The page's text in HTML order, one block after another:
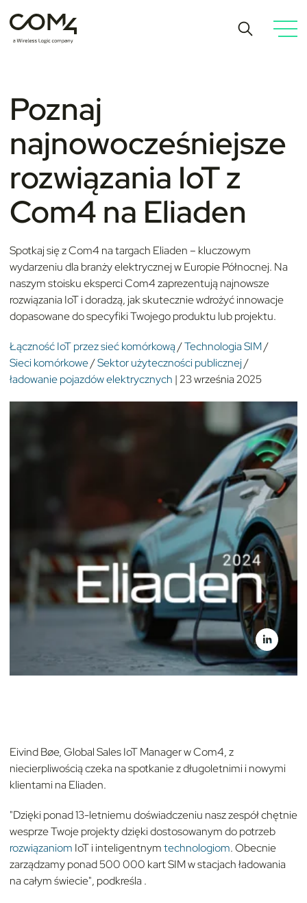
Poznaj
najnowocześniejsze
rozwiązania IoT z
Com4 na Eliaden
Spotkaj się z Com4 na targach Eliaden – kluczowym
wydarzeniu dla branży elektrycznej w Europie Północnej. Na
naszym stoisku eksperci Com4 zaprezentują najnowsze
rozwiązania IoT i doradzą, jak skutecznie wdrożyć innowacje
dopasowane do specyfiki Twojego produktu lub projektu.
Łączność IoT przez sieć komórkową/Technologia SIM/
Sieci komórkowe/Sektor użyteczności publicznej/
ładowanie pojazdów elektrycznych | 23 września 2025
Eivind Bøe, Global Sales IoT Manager w Com4, z
niecierpliwością czeka na spotkanie z długoletnimi i nowymi
klientami na Eliaden.
"Dzięki ponad 13-letniemu doświadczeniu nasz zespół chętnie
wesprze Twoje projekty dzięki dostosowanym do potrzeb
rozwiązaniom IoT i inteligentnymtechnologiom. Obecnie
zarządzamy ponad 500 000 kart SIM w stacjach ładowania
na całym świecie", podkreśla .